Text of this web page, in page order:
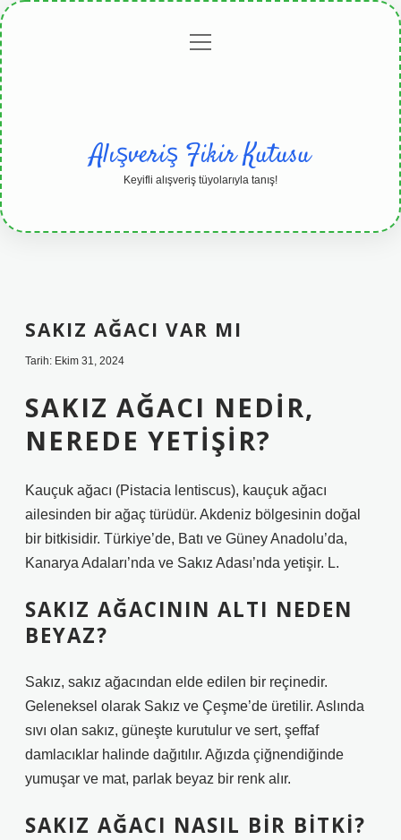
Gizlilikmenüyü
Alışveriş Fikir Kutusu
Keyifli alışveriş tüyolarıyla tanış!
SAKIZ AĞACI VAR MI
Tarih: Ekim 31, 2024
SAKIZ AĞACI NEDIR,
NEREDE YETIŞIR?
Kauçuk ağacı (Pistacia lentiscus), kauçuk ağacı
ailesinden bir ağaç türüdür. Akdeniz bölgesinin doğal
bir bitkisidir. Türkiye’de, Batı ve Güney Anadolu’da,
Kanarya Adaları’nda ve Sakız Adası’nda yetişir. L.
SAKIZ AĞACININ ALTI NEDEN
BEYAZ?
Sakız, sakız ağacından elde edilen bir reçinedir.
Geleneksel olarak Sakız ve Çeşme’de üretilir. Aslında
sıvı olan sakız, güneşte kurutulur ve sert, şeffaf
damlacıklar halinde dağıtılır. Ağızda çiğnendiğinde
yumuşar ve mat, parlak beyaz bir renk alır.
SAKIZ AĞACI NASIL BIR BITKI?